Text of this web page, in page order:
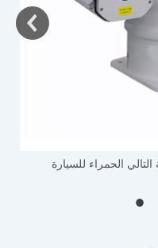
الحمراء للسيارة